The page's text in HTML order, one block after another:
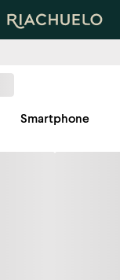
Smartphone